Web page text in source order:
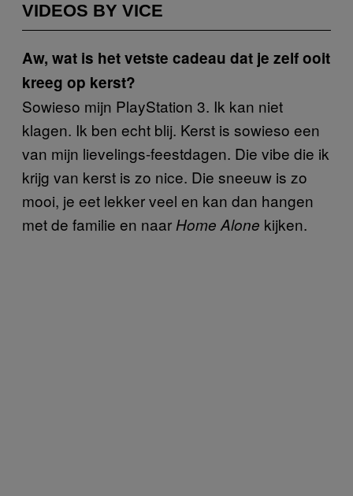
VIDEOS BY VICE
Aw, wat is het vetste cadeau dat je zelf ooit
kreeg op kerst?
Sowieso mijn PlayStation 3. Ik kan niet
klagen. Ik ben echt blij. Kerst is sowieso een
van mijn lievelings-feestdagen. Die vibe die ik
krijg van kerst is zo nice. Die sneeuw is zo
mooi, je eet lekker veel en kan dan hangen
met de familie en naar Home Alone kijken.